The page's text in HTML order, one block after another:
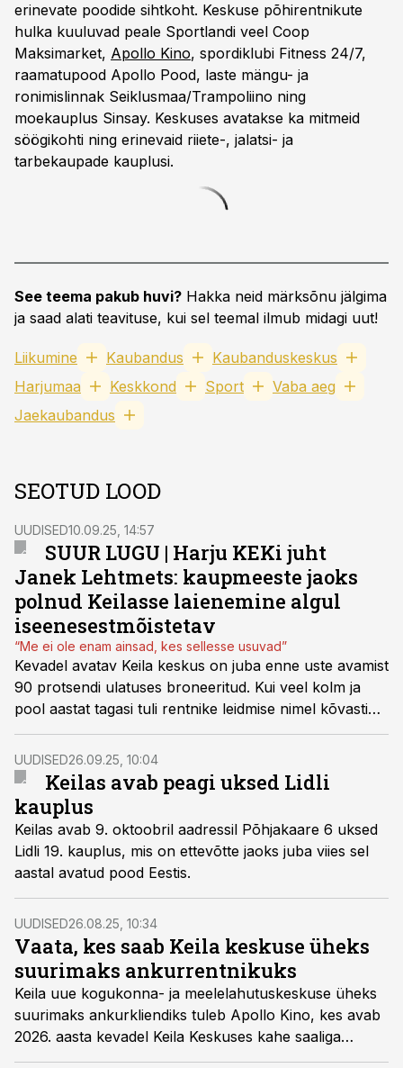
erinevate poodide sihtkoht. Keskuse põhirentnikute
hulka kuuluvad peale Sportlandi veel Coop
Maksimarket, Apollo Kino, spordiklubi Fitness 24/7,
raamatupood Apollo Pood, laste mängu- ja
ronimislinnak Seiklusmaa/Trampoliino ning
moekauplus Sinsay. Keskuses avatakse ka mitmeid
söögikohti ning erinevaid riiete-, jalatsi- ja
tarbekaupade kauplusi.
See teema pakub huvi? Hakka neid märksõnu jälgima
ja saad alati teavituse, kui sel teemal ilmub midagi uut!
Liikumine Kaubandus
Kaubanduskeskus
Harjumaa
Keskkond Sport
Vaba aeg
Jaekaubandus
SEOTUD LOOD
UUDISED10.09.25, 14:57
SUUR LUGU | Harju KEKi juht
Janek Lehtmets: kaupmeeste jaoks
polnud Keilasse laienemine algul
iseenesestmõistetav
“Me ei ole enam ainsad, kes sellesse usuvad”
Kevadel avatav Keila keskus on juba enne uste avamist
90 protsendi ulatuses broneeritud. Kui veel kolm ja
pool aastat tagasi tuli rentnike leidmise nimel kõvasti
vaeva näha, siis täna ollakse juba positsioonil, kus
rentnikke saab juba ise valida, rääkis Harju KEKi juht
Janek Lehtmets.
UUDISED26.09.25, 10:04
Keilas avab peagi uksed Lidli
kauplus
Keilas avab 9. oktoobril aadressil Põhjakaare 6 uksed
Lidli 19. kauplus, mis on ettevõtte jaoks juba viies sel
aastal avatud pood Eestis.
UUDISED26.08.25, 10:34
Vaata, kes saab Keila keskuse üheks
suurimaks ankurrentnikuks
Keila uue kogukonna- ja meelelahutuskeskuse üheks
suurimaks ankurkliendiks tuleb Apollo Kino, kes avab
2026. aasta kevadel Keila Keskuses kahe saaliga
moodsa kino.